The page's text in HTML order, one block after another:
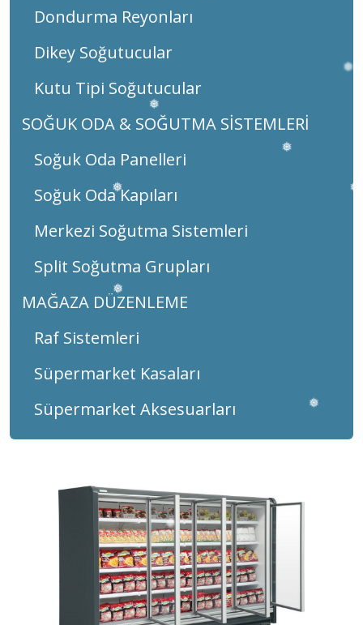
Dondurma Reyonları
Dikey Soğutucular
Kutu Tipi Soğutucular
SOĞUK ODA & SOĞUTMA SİSTEMLERİ
Soğuk Oda Panelleri
Soğuk Oda Kapıları
Merkezi Soğutma Sistemleri
Split Soğutma Grupları
MAĞAZA DÜZENLEME
Raf Sistemleri
Süpermarket Kasaları
Süpermarket Aksesuarları
❅
❅